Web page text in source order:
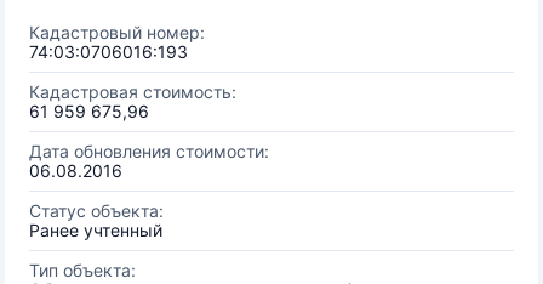
Кадастровый номер:
74:03:0706016:193
Кадастровая стоимость:
61 959 675,96
Дата обновления стоимости:
06.08.2016
Статус объекта:
Ранее учтенный
Тип объекта: